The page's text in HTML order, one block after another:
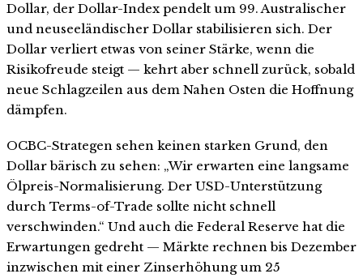
Dollar, der Dollar-Index pendelt um 99. Australischer
und neuseeländischer Dollar stabilisieren sich. Der
Dollar verliert etwas von seiner Stärke, wenn die
Risikofreude steigt — kehrt aber schnell zurück, sobald
neue Schlagzeilen aus dem Nahen Osten die Hoffnung
dämpfen.
OCBC-Strategen sehen keinen starken Grund, den
Dollar bärisch zu sehen: „Wir erwarten eine langsame
Ölpreis-Normalisierung. Der USD-Unterstützung
durch Terms-of-Trade sollte nicht schnell
verschwinden.“ Und auch die Federal Reserve hat die
Erwartungen gedreht — Märkte rechnen bis Dezember
inzwischen mit einer Zinserhöhung um 25